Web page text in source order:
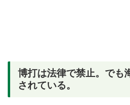
博打は法律で禁止。でも
されている。